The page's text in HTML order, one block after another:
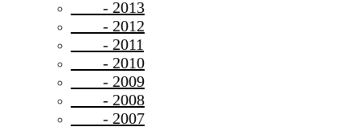
- 2013
- 2012
- 2011
- 2010
- 2009
- 2008
- 2007